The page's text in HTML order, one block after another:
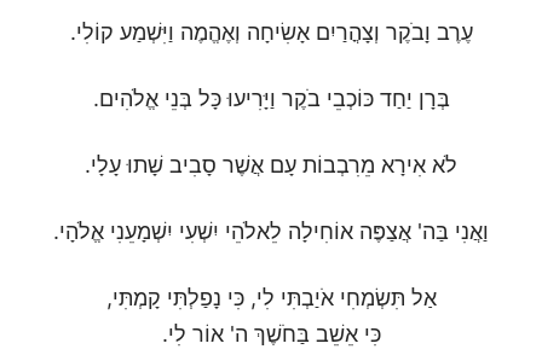
עֶרֶב וָבֹקֶר וְצָהֳרַיִם אָשִׂיחָה וְאֶהֱמֶה וַיִּשְׁמַע קוֹלִי.
בְּרָן יַחַד כּוֹכְבֵי בֹקֶר וַיָּרִיעוּ כָּל בְּנֵי אֱלֹהִים.
לֹא אִירָא מֵרִבְבוֹת עָם אֲשֶׁר סָבִיב שָׁתוּ עָלָי.
וַאֲנִי בַּה' אֲצַפֶּה אוֹחִילָה לֵאלֹהֵי יִשְׁעִי יִשְׁמָעֵנִי אֱלֹהָי.
אַל תִּשְׂמְחִי אֹיַבְתִּי לִי, כִּי נָפַלְתִּי קָמְתִּי,
כִּי אֵשֵׁב בַּחֹשֶׁךְ ה' אוֹר לִי.